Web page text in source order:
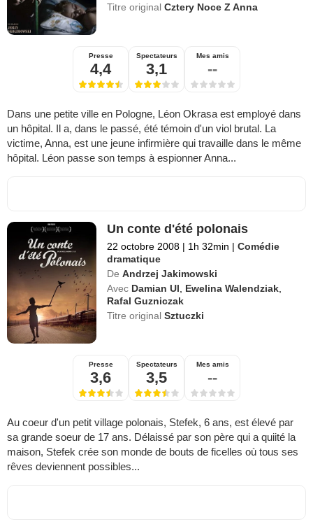
Titre originalCztery Noce Z Anna
Presse
4,4
Spectateurs
3,1
Mes amis
--
Dans une petite ville en Pologne, Léon Okrasa est employé dans
un hôpital. Il a, dans le passé, été témoin d'un viol brutal. La
victime, Anna, est une jeune infirmière qui travaille dans le même
hôpital. Léon passe son temps à espionner Anna...
Un conte d'été polonais
22 octobre 2008 | 1h 32min | Comédie
dramatique
De Andrzej Jakimowski
Avec Damian Ul Ewelina Walendziak
Rafal Guzniczak
Titre originalSztuczki
Presse
3,6
Spectateurs
3,5
Mes amis
--
Au coeur d'un petit village polonais, Stefek, 6 ans, est élevé par
sa grande soeur de 17 ans. Délaissé par son père qui a quiité la
maison, Stefek crée son monde de bouts de ficelles où tous ses
rêves deviennent possibles...